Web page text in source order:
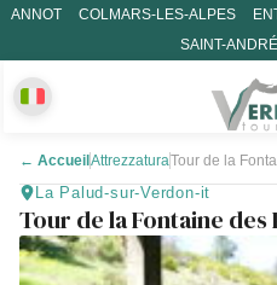
ANNOT COLMARS-LES-ALPES
SAINT-
← Accueil AttrezzaturaTour de la
La Palud-sur-Verdon-it
Tour de la Fontaine des